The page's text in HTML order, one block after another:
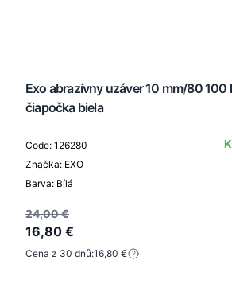
Exo abrazívny uzáver 10 mm/80 100
čiapočka biela
Code: 126280
Značka: EXO
Barva: Bílá
24,00 €
16,80 €
Cena z 30 dnů:16,80 €